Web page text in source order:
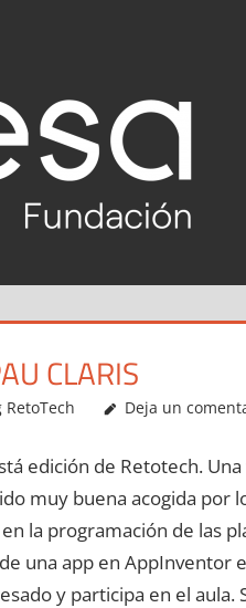
CLARIS
RetoTech Deja un
edición de Retotech.
muy buena acogida por
la programación de las
una app en AppInventor
y participa en el aula.